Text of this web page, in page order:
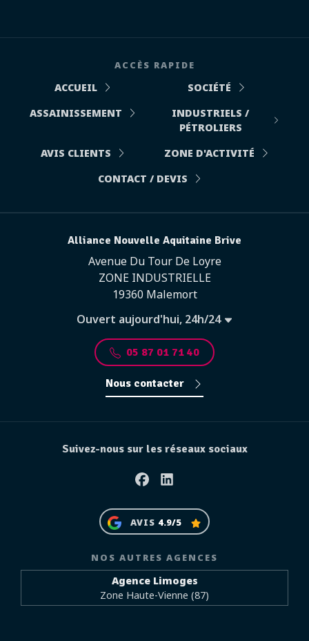
ACCÈS RAPIDE
ACCUEIL
SOCIÉTÉ
ASSAINISSEMENT
INDUSTRIELS /
PÉTROLIERS
AVIS CLIENTS
ZONE D'ACTIVITÉ
CONTACT / DEVIS
Alliance Nouvelle Aquitaine Brive
Avenue Du Tour De Loyre
ZONE INDUSTRIELLE
19360 Malemort
Ouvert aujourd'hui, 24h/24
05 87 01 71 40
Nous contacter
Suivez-nous sur les réseaux sociaux
FacebookLinkedin
AVIS 4.9/5
NOS AUTRES AGENCES
Agence Limoges
Zone Haute-Vienne (87)